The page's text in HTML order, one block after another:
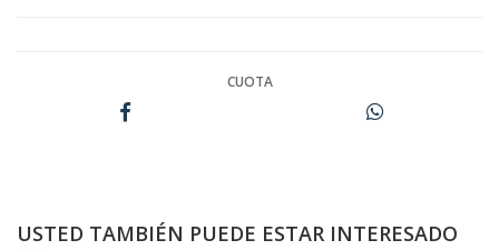
CUOTA
USTED TAMBIÉN PUEDE ESTAR INTERESADO